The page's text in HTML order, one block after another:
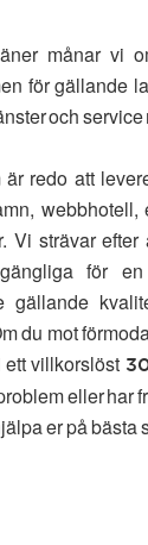
månar vi
för gällande
och service
redo att
Vi strävar
för
gällande
du mot
villkorslöst
eller har
er på bästa